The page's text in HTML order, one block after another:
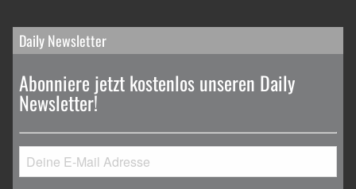
Daily Newsletter
Abonniere jetzt kostenlos unseren Daily
Newsletter!